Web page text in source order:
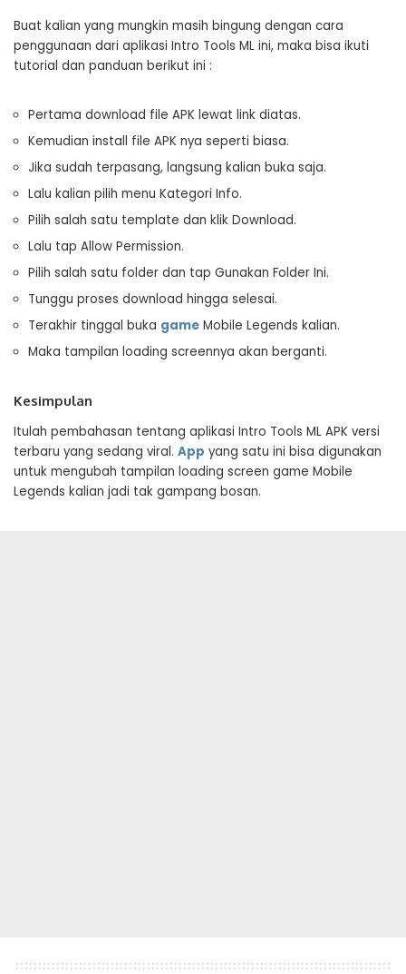
Buat kalian yang mungkin masih bingung dengan cara
penggunaan dari aplikasi Intro Tools ML ini, maka bisa ikuti
tutorial dan panduan berikut ini :
Pertama download file APK lewat link diatas.
Kemudian install file APK nya seperti biasa.
Jika sudah terpasang, langsung kalian buka saja.
Lalu kalian pilih menu Kategori Info.
Pilih salah satu template dan klik Download.
Lalu tap Allow Permission.
Pilih salah satu folder dan tap Gunakan Folder Ini.
Tunggu proses download hingga selesai.
Terakhir tinggal buka game Mobile Legends kalian.
Maka tampilan loading screennya akan berganti.
Kesimpulan
Itulah pembahasan tentang aplikasi Intro Tools ML APK versi
terbaru yang sedang viral. App yang satu ini bisa digunakan
untuk mengubah tampilan loading screen game Mobile
Legends kalian jadi tak gampang bosan.